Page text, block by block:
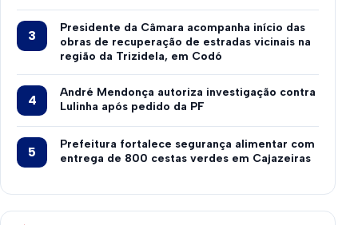
Presidente da Câmara acompanha início das
obras de recuperação de estradas vicinais na
região da Trizidela, em Codó
André Mendonça autoriza investigação contra
Lulinha após pedido da PF
Prefeitura fortalece segurança alimentar com
entrega de 800 cestas verdes em Cajazeiras